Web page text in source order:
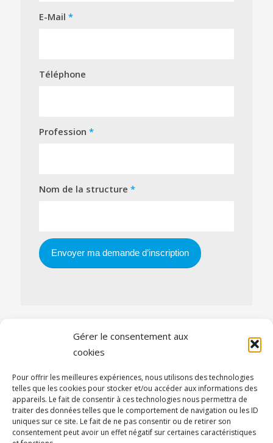
Gérer le consentement aux
cookies
Pour offrir les meilleures expériences, nous utilisons des technologies
telles que les cookies pour stocker et/ou accéder aux informations des
appareils. Le fait de consentir à ces technologies nous permettra de
traiter des données telles que le comportement de navigation ou les ID
uniques sur ce site. Le fait de ne pas consentir ou de retirer son
consentement peut avoir un effet négatif sur certaines caractéristiques
E-Mail *
Téléphone
Profession *
Nom de la structure *
Inscrivez-vous à la newsletter de notre
organisme de formation